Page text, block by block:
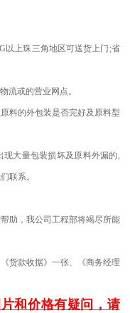
以上珠三角地区可送货上门 ;省
流或的营业网点。
料的外包装是否完好及原料型
大量包装损坏及原料外漏的,
联系。
助，我公司工程部将竭尽所能
货款收据》一张、《商务经理
和价格有疑问，请